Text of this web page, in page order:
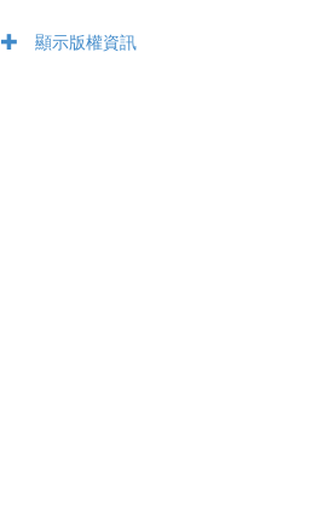
顯示版權資訊